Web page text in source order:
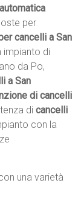
per
cancelli a San
impianto di
da Po,
a San
di cancelli
dicancelli
con la
una varietà